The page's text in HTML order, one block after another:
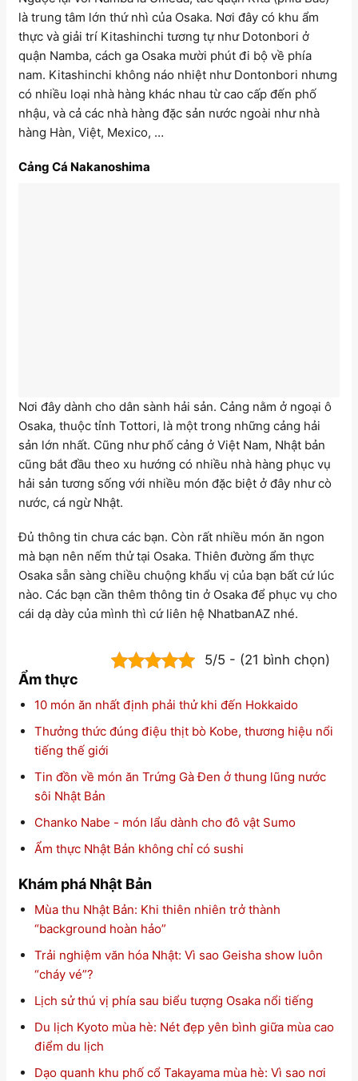
là trung tâm lớn thứ nhì của Osaka. Nơi đây có khu ẩm
thực và giải trí Kitashinchi tương tự như Dotonbori ở
quận Namba, cách ga Osaka mười phút đi bộ về phía
nam. Kitashinchi không náo nhiệt như Dontonbori nhưng
có nhiều loại nhà hàng khác nhau từ cao cấp đến phố
nhậu, và cả các nhà hàng đặc sản nước ngoài như nhà
hàng Hàn, Việt, Mexico, …
Cảng Cá Nakanoshima
Nơi đây dành cho dân sành hải sản. Cảng nằm ở ngoại ô
Osaka, thuộc tỉnh Tottori, là một trong những cảng hải
sản lớn nhất. Cũng như phố cảng ở Việt Nam, Nhật bản
cũng bắt đầu theo xu hướng có nhiều nhà hàng phục vụ
hải sản tương sống với nhiều món đặc biệt ở đây như cò
nước, cá ngừ Nhật.
Đủ thông tin chưa các bạn. Còn rất nhiều món ăn ngon
mà bạn nên nếm thử tại Osaka. Thiên đường ẩm thực
Osaka sẵn sàng chiều chuộng khẩu vị của bạn bất cứ lúc
nào. Các bạn cần thêm thông tin ở Osaka để phục vụ cho
cái dạ dày của mình thì cứ liên hệ NhatbanAZ nhé.
5/5 - (21 bình chọn)
Ẩm thực
10 món ăn nhất định phải thử khi đến Hokkaido
Thưởng thức đúng điệu thịt bò Kobe, thương hiệu nổi
tiếng thế giới
Tin đồn về món ăn Trứng Gà Đen ở thung lũng nước
sôi Nhật Bản
Chanko Nabe - món lẩu dành cho đô vật Sumo
Ẩm thực Nhật Bản không chỉ có sushi
Khám phá Nhật Bản
Mùa thu Nhật Bản: Khi thiên nhiên trở thành
“background hoàn hảo”
Trải nghiệm văn hóa Nhật: Vì sao Geisha show luôn
“cháy vé”?
Lịch sử thú vị phía sau biểu tượng Osaka nổi tiếng
Du lịch Kyoto mùa hè: Nét đẹp yên bình giữa mùa cao
điểm du lịch
Dạo quanh khu phố cổ Takayama mùa hè: Vì sao nơi